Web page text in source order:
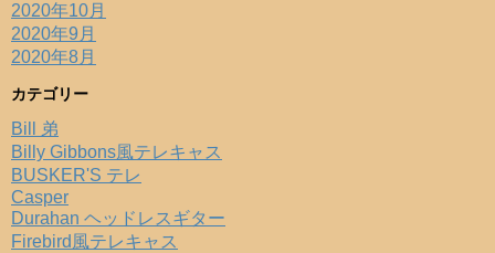
2020年10月
2020年9月
2020年8月
カテゴリー
Bill 弟
Billy Gibbons風テレキャス
BUSKER'S テレ
Casper
Durahan ヘッドレスギター
Firebird風テレキャス